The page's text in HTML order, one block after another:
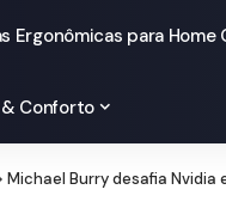
Ergonômicas para Home
Conforto
Michael Burry desafia